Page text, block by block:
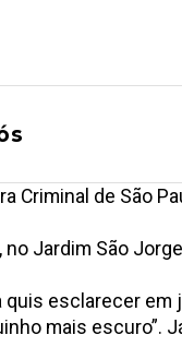
Criminal de São
Jardim São
quis esclarecer
mais escuro”.